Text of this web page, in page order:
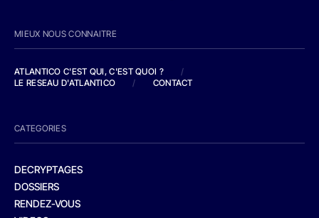
MIEUX NOUS CONNAITRE
ATLANTICO C'EST QUI, C'EST QUOI ?
/
LE RESEAU D'ATLANTICO
/ CONTACT
CATEGORIES
DECRYPTAGES
DOSSIERS
RENDEZ-VOUS